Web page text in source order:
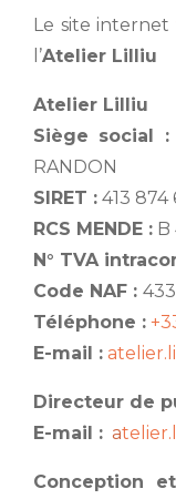
Le site internet
l’Atelier Lilliu
Atelier Lilliu
Siège social :
RANDON
SIRET : 413 874
RCS MENDE : B
N° TVA
Code NAF :
Téléphone :
E-mail :
Directeur de
E-mail : a
Conception